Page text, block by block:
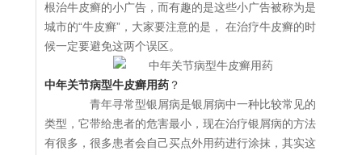
根治牛皮癣的小广告，而有趣的是这些小广告被称为是
城市的“牛皮癣”，大家要注意的是， 在治疗牛皮癣的时
候一定要避免这两个误区。
中年关节病型牛皮癣用药 ？
青年寻常型银屑病是银屑病中一种比较常见的
类型，它带给患者的危害最小，现在治疗银屑病的方法
有很多，很多患者会自己买点外用药进行涂抹，其实这